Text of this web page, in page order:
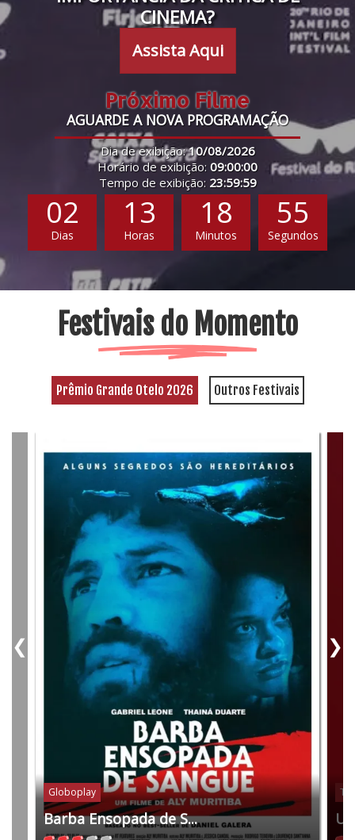
CINEMA?
Assista Aqui
Próximo Filme
AGUARDE A NOVA PROGRAMAÇÃO
Dia de exibição:10/08/2026
Horário de exibição: 09:00:00
Tempo de exibição: 23:59:59
02
Dias
13
Horas
18
Minutos
54
Segundos
Festivais do Momento
Prêmio Grande Otelo 2026 Outros Festivais
Globoplay
Barba Ensopada de S...
❮ ❯